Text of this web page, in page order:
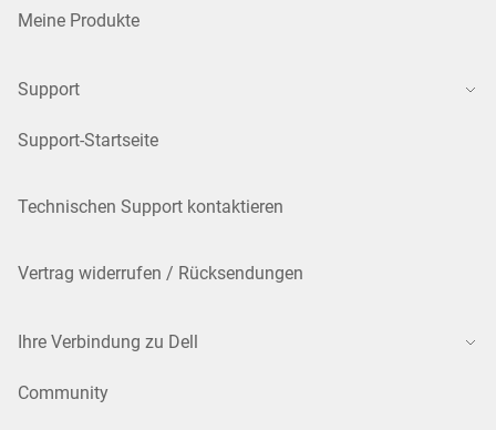
Meine Produkte
Support
Support-Startseite
Technischen Support kontaktieren
Vertrag widerrufen / Rücksendungen
Ihre Verbindung zu Dell
Community